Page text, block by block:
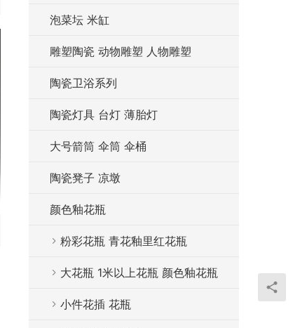
泡菜坛 米缸
雕塑陶瓷 动物雕塑 人物雕塑
陶瓷卫浴系列
陶瓷灯具 台灯 薄胎灯
大号箭筒 伞筒 伞桶
陶瓷凳子 凉墩
颜色釉花瓶
粉彩花瓶 青花釉里红花瓶
大花瓶 1米以上花瓶 颜色釉花瓶
小件花插 花瓶